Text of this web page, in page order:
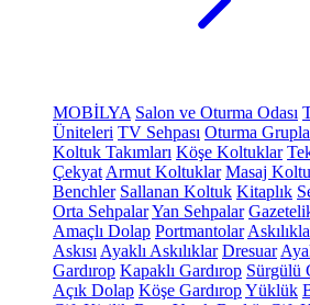
MOBİLYA Salon ve Oturma Odası
Üniteleri TV Sehpası Oturma
Koltuk Takımları Köşe Koltuklar
Çekyat Armut Koltuklar Masaj
Benchler Sallanan Koltuk Kitaplık
Orta SehpalarYan Sehpalar
Amaçlı Dolap Portmantolar
Askısı Ayaklı Askılıklar Dresuar
Gardırop Kapaklı Gardırop Sürgülü
Açık Dolap Köşe GardıropYüklük